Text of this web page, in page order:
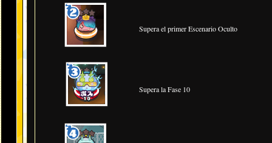
Supera el primer Escenario Oculto
Supera la Fase 10